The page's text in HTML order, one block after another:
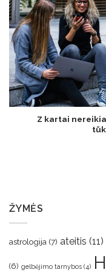
Z kartai
ŽYMĖS
astrologija (7) ateitis (11)
(6) gelbėjimo tarnybos (4)